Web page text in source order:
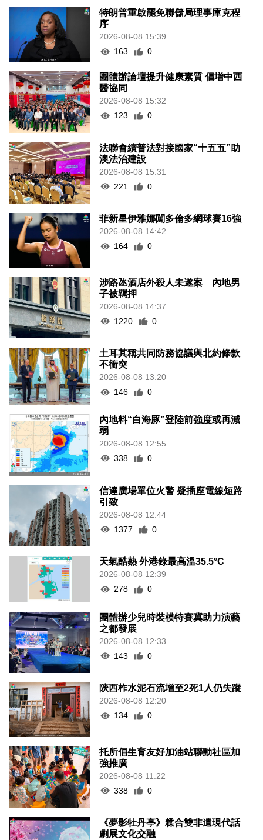
特朗普重啟罷免聯儲局理事庫克程
序
2026-08-08 15:39
163
0
團體辦論壇提升健康素質 倡增中西
醫協同
2026-08-08 15:32
123
0
法聯會續普法對接國家“十五五”助
澳法治建設
2026-08-08 15:31
221
0
菲新星伊雅娜闖多倫多網球賽16強
2026-08-08 14:42
164
0
涉路氹酒店外殺人未遂案 內地男
子被羈押
2026-08-08 14:37
1220
0
土耳其稱共同防務協議與北約條款
不衝突
2026-08-08 13:20
146
0
內地料“白海豚”登陸前強度或再減
弱
2026-08-08 12:55
338
0
信達廣場單位火警 疑插座電線短路
引致
2026-08-08 12:44
1377
0
天氣酷熱 外港錄最高溫35.5°C
2026-08-08 12:39
278
0
團體辦少兒時裝模特賽冀助力演藝
之都發展
2026-08-08 12:33
143
0
陝西柞水泥石流增至2死1人仍失蹤
2026-08-08 12:20
134
0
托所倡生育友好加油站聯動社區加
強推廣
2026-08-08 11:22
338
0
《夢影牡丹亭》糅合雙非遺現代話
劇展文化交融